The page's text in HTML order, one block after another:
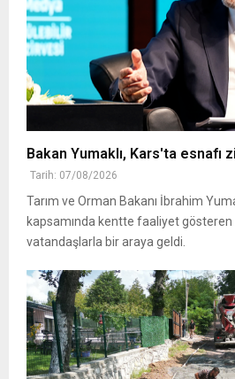
Bakan Yumaklı, Kars'ta esnafı
Tarih: 07/08/2026
Tarım ve Orman Bakanı İbrahim
kapsamında kentte faaliyet
vatandaşlarla bir araya geldi.